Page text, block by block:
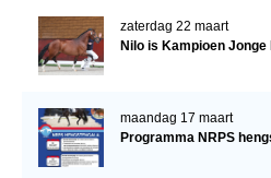
zaterdag 22 maart
Nilo is Kampioen Jonge
maandag 17 maart
Programma NRPS